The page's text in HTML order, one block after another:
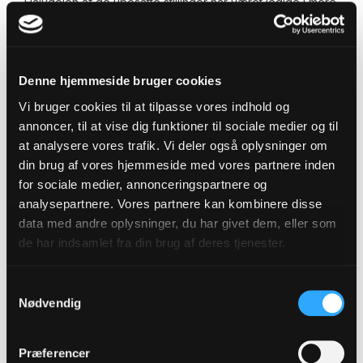
Denne hjemmeside bruger cookies
Vi bruger cookies til at tilpasse vores indhold og
annoncer, til at vise dig funktioner til sociale medier og til
at analysere vores trafik. Vi deler også oplysninger om
din brug af vores hjemmeside med vores partnere inden
for sociale medier, annonceringspartnere og
analysepartnere. Vores partnere kan kombinere disse
data med andre oplysninger, du har givet dem, eller som
de har indsamlet fra din brug af deres tjenester.
Nødvendig
Præferencer
end et halvt år, hvilket understreger behovet for både
Når det er svært at tiltrække
kvalificerede ansøgere, bliver det
tydeligt, hvor afgørende
uddannelse og tilgængelige
uddannelsestilbud er – også uden
for de store byer.
fælles aftagerpanel pva. Stiftsrådet for